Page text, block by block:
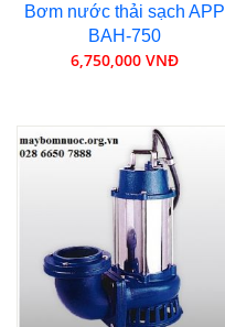
Bơm nước thải sạch APP
BAH-750
6,750,000 VNĐ